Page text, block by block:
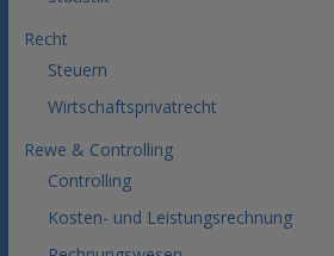
Recht
Steuern
Wirtschaftsprivatrecht
Rewe & Controlling
Controlling
Kosten- und Leistungsrechnung